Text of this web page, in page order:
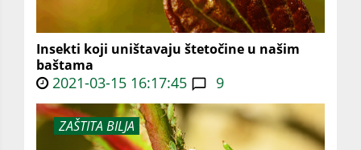
Insekti koji uništavaju štetočine u našim
baštama
2021-03-15 16:17:45 9
ZAŠTITA BILJA